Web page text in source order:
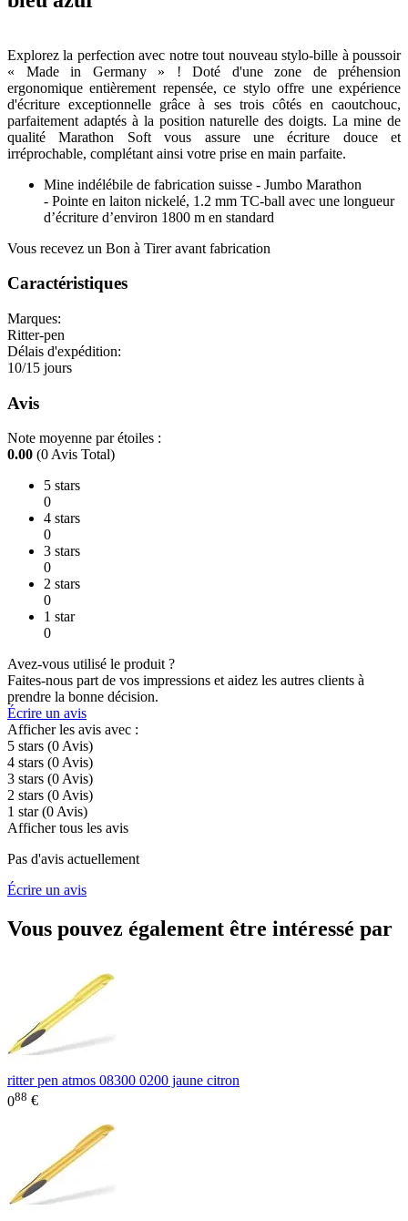
Explorez la perfection avec notre tout nouveau stylo-bille à poussoir
« Made in Germany » ! Doté d'une zone de préhension
ergonomique entièrement repensée, ce stylo offre une expérience
d'écriture exceptionnelle grâce à ses trois côtés en caoutchouc,
parfaitement adaptés à la position naturelle des doigts. La mine de
qualité Marathon Soft vous assure une écriture douce et
irréprochable, complétant ainsi votre prise en main parfaite.
Mine indélébile de fabrication suisse - Jumbo Marathon
- Pointe en laiton nickelé, 1.2 mm TC-ball avec une longueur
d’écriture d’environ 1800 m en standard
Vous recevez un Bon à Tirer avant fabrication
Caractéristiques
Marques:
Ritter-pen
Délais d'expédition:
10/15 jours
Avis
Note moyenne par étoiles :
0.00 (0 Avis Total)
5 stars
0
4 stars
0
3 stars
0
2 stars
0
1 star
0
Avez-vous utilisé le produit ?
Faites-nous part de vos impressions et aidez les autres clients à
prendre la bonne décision.
Écrire un avis
Afficher les avis avec :
5 stars (0Avis)
4 stars (0Avis)
3 stars (0Avis)
2 stars (0Avis)
1 star (0Avis)
Afficher tous les avis
Pas d'avis actuellement
Écrire un avis
Vous pouvez également être intéressé par
ritter pen atmos 08300 0200 jaune citron
088 €